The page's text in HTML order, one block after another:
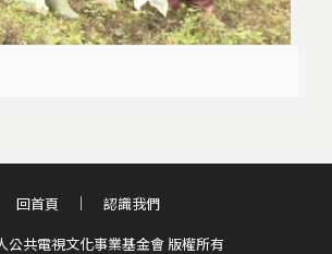
公共電視文化事業基金會 版權所有
回首頁 認識我們